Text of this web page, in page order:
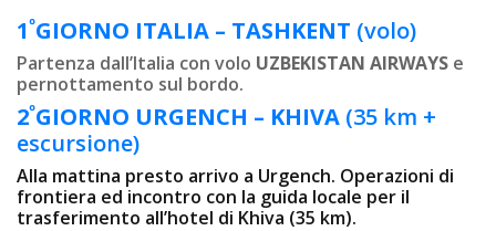
1ºGIORNO ITALIA – TASHKENT (volo)
Partenza dall’Italia con volo UZBEKISTAN AIRWAYS e
pernottamento sul bordo.
2ºGIORNO URGENCH – KHIVA (35 km +
escursione)
Alla mattina presto arrivo a Urgench. Operazioni di
frontiera ed incontro con la guida locale per il
trasferimento all’hotel di Khiva (35 km).